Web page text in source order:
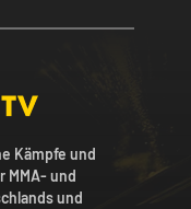
Kämpfe und
MMA- und
und